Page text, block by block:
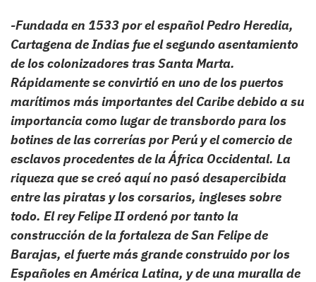
-Fundada en 1533 por el español Pedro Heredia,
Cartagena de Indias fue el segundo asentamiento
de los colonizadores tras Santa Marta.
Rápidamente se convirtió en uno de los puertos
marítimos más importantes del Caribe debido a su
importancia como lugar de transbordo para los
botines de las correrías por Perú y el comercio de
esclavos procedentes de la África Occidental. La
riqueza que se creó aquí no pasó desapercibida
entre las piratas y los corsarios, ingleses sobre
todo. El rey Felipe II ordenó por tanto la
construcción de la fortaleza de San Felipe de
Barajas, el fuerte más grande construido por los
Españoles en América Latina, y de una muralla de